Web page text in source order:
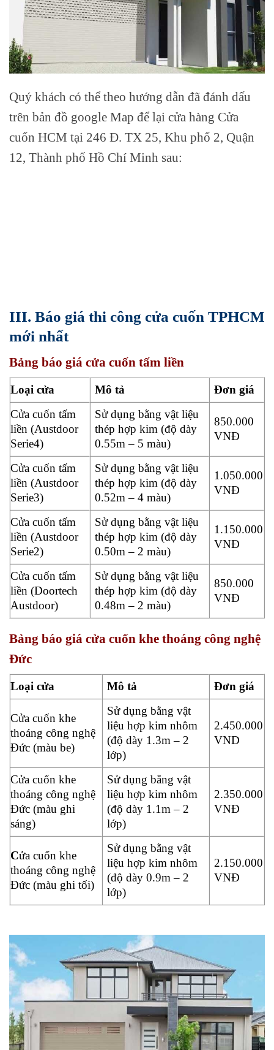
Quý khách có thể theo hướng dẫn đã đánh dấu
trên bản đồ google Map để lại cửa hàng Cửa
cuốn HCM tại 246 Đ. TX 25, Khu phố 2, Quận
12, Thành phố Hồ Chí Minh sau:
III. Báo giá thi công cửa cuốn TPHCM
mới nhất
Bảng báo giá cửa cuốn tấm liền
Loại cửa Mô tả
Đơn giá
Cửa cuốn tấm
liền (Austdoor
Serie4)
Sử dụng bằng vật liệu
thép hợp kim (độ dày
0.55m – 5 màu)
850.000
VNĐ
Cửa cuốn tấm
liền (Austdoor
Serie3)
Sử dụng bằng vật liệu
thép hợp kim (độ dày
0.52m – 4 màu)
1.050.000
VNĐ
Cửa cuốn tấm
liền (Austdoor
Serie2)
Sử dụng bằng vật liệu
thép hợp kim (độ dày
0.50m – 2 màu)
1.150.000
VNĐ
Cửa cuốn tấm
liền (Doortech
Austdoor)
Sử dụng bằng vật liệu
thép hợp kim (độ dày
0.48m – 2 màu)
850.000
VNĐ
Bảng báo giá cửa cuốn khe thoáng công nghệ
Đức
Loại cửa Mô tả Đơn giá
Cửa cuốn khe
thoáng công nghệ
Đức (màu be)
Sử dụng bằng vật
liệu hợp kim nhôm
(độ dày 1.3m – 2
lớp)
2.450.000
VND
Cửa cuốn khe
thoáng công nghệ
Đức (màu ghi
sáng)
Sử dụng bằng vật
liệu hợp kim nhôm
(độ dày 1.1m – 2
lớp)
2.350.000
VNĐ
Cửa cuốn khe
thoáng công nghệ
Đức (màu ghi tối)
Sử dụng bằng vật
liệu hợp kim nhôm
(độ dày 0.9m – 2
lớp)
2.150.000
VNĐ